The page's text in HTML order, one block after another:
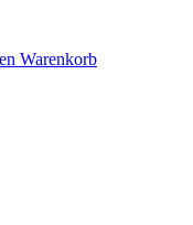
Warenkorb